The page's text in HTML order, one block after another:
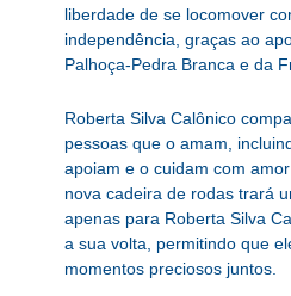
liberdade de se locomover
independência, graças ao
Palhoça-Pedra Branca e da
Roberta Silva Calônico
pessoas que o amam,
apoiam e o cuidam com
nova cadeira de rodas trará
apenas para Roberta Silva
a sua volta, permitindo que
momentos preciosos juntos.